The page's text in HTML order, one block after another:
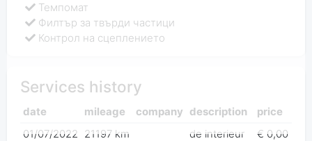
Темпомат
Филтър за твърди частици
Контрол на сцеплението
Services history
date mileage company description
price
01/07/2022 21197 km
de interieur
€ 0,00